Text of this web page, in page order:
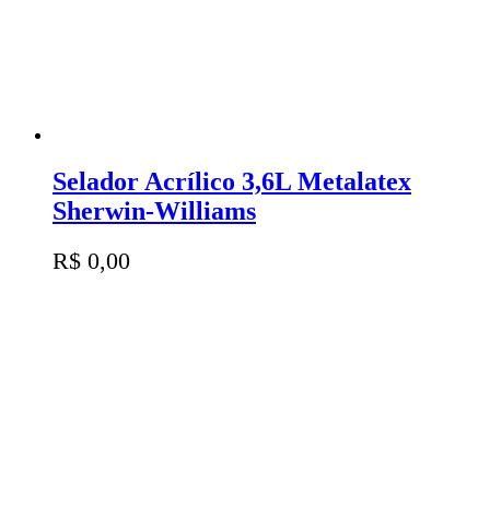
Selador Acrílico 3,6L Metalatex
Sherwin-Williams
R$ 0,00